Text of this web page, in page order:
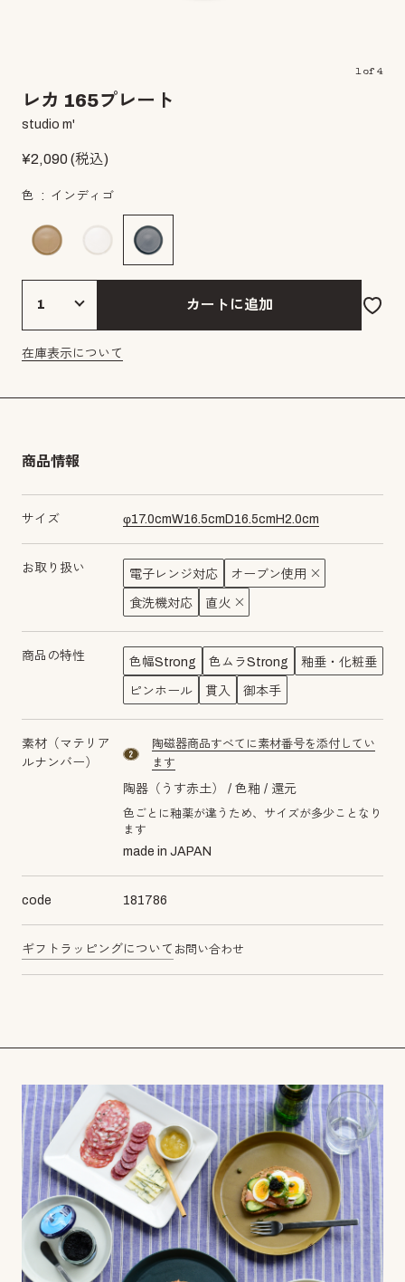
1of 4
レカ 165プレート
studio m'
¥2,090(税込)
色 インディゴ
カートに追加
在庫表示について
商品情報
サイズ φ17.0cmW16.5cm D16.5cm H2.0cm
お取り扱い 電子レンジ対応 オーブン使用
食洗機対応 直火
商品の特性 色幅Strong 色ムラStrong 釉垂・化粧垂
ピンホール 貫入 御本手
素材（マテリア
ルナンバー）
material number2
陶磁器商品すべてに素材番号を添付してい
ます
陶器（うす赤土） 色釉 還元
色ごとに釉薬が違うため、サイズが多少ことなり
ます
made in JAPAN
code 181786
ギフトラッピングについて お問い合わせ